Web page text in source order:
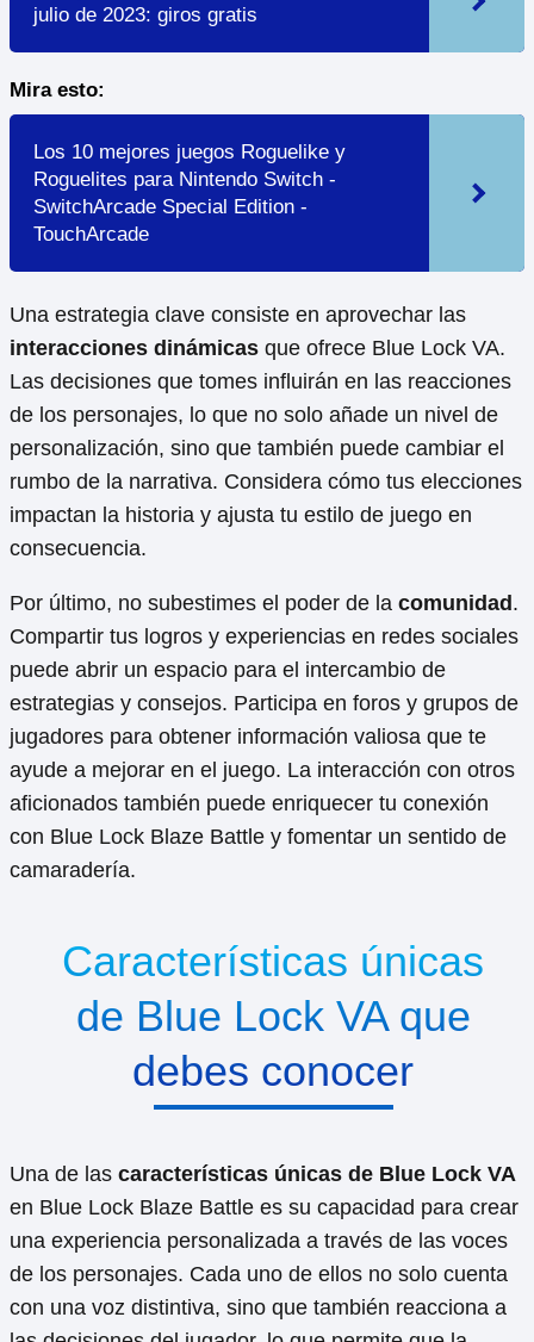
julio de 2023: giros gratis
Mira esto:
Los 10 mejores juegos Roguelike y
Roguelites para Nintendo Switch -
SwitchArcade Special Edition -
TouchArcade
Una estrategia clave consiste en aprovechar las
interacciones dinámicas que ofrece Blue Lock VA.
Las decisiones que tomes influirán en las reacciones
de los personajes, lo que no solo añade un nivel de
personalización, sino que también puede cambiar el
rumbo de la narrativa. Considera cómo tus elecciones
impactan la historia y ajusta tu estilo de juego en
consecuencia.
Por último, no subestimes el poder de la comunidad .
Compartir tus logros y experiencias en redes sociales
puede abrir un espacio para el intercambio de
estrategias y consejos. Participa en foros y grupos de
jugadores para obtener información valiosa que te
ayude a mejorar en el juego. La interacción con otros
aficionados también puede enriquecer tu conexión
con Blue Lock Blaze Battle y fomentar un sentido de
camaradería.
Características únicas
de Blue Lock VA que
debes conocer
Una de las características únicas de Blue Lock VA
en Blue Lock Blaze Battle es su capacidad para crear
una experiencia personalizada a través de las voces
de los personajes. Cada uno de ellos no solo cuenta
con una voz distintiva, sino que también reacciona a